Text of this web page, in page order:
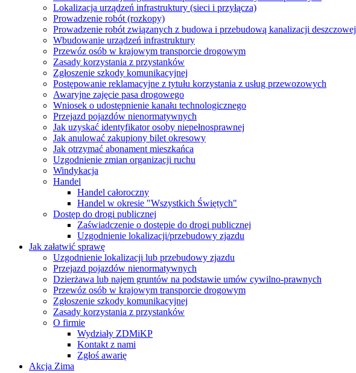
Lokalizacja urządzeń infrastruktury (sieci i przyłącza)
Prowadzenie robót (rozkopy)
Prowadzenie robót związanych z budowa i przebudową kanalizacji deszczowej
Wbudowanie urządzeń infrastruktury
Przewóz osób w krajowym transporcie drogowym
Zasady korzystania z przystanków
Zgłoszenie szkody komunikacyjnej
Postępowanie reklamacyjne z tytułu korzystania z usług przewozowych
Awaryjne zajęcie pasa drogowego
Wniosek o udostępnienie kanału technologicznego
Przejazd pojazdów nienormatywnych
Jak uzyskać identyfikator osoby niepełnosprawnej
Jak anulować zakupiony bilet okresowy
Jak otrzymać abonament mieszkańca
Uzgodnienie zmian organizacji ruchu
Windykacja
Handel
Handel całoroczny
Handel w okresie "Wszystkich Świętych"
Dostęp do drogi publicznej
Zaświadczenie o dostępie do drogi publicznej
Uzgodnienie lokalizacji/przebudowy zjazdu
Jak załatwić sprawę
Uzgodnienie lokalizacji lub przebudowy zjazdu
Przejazd pojazdów nienormatywnych
Dzierżawa lub najem gruntów na podstawie umów cywilno-prawnych
Przewóz osób w krajowym transporcie drogowym
Zgłoszenie szkody komunikacyjnej
Zasady korzystania z przystanków
O firmie
Wydziały ZDMiKP
Kontakt z nami
Zgłoś awarię
Akcja Zima